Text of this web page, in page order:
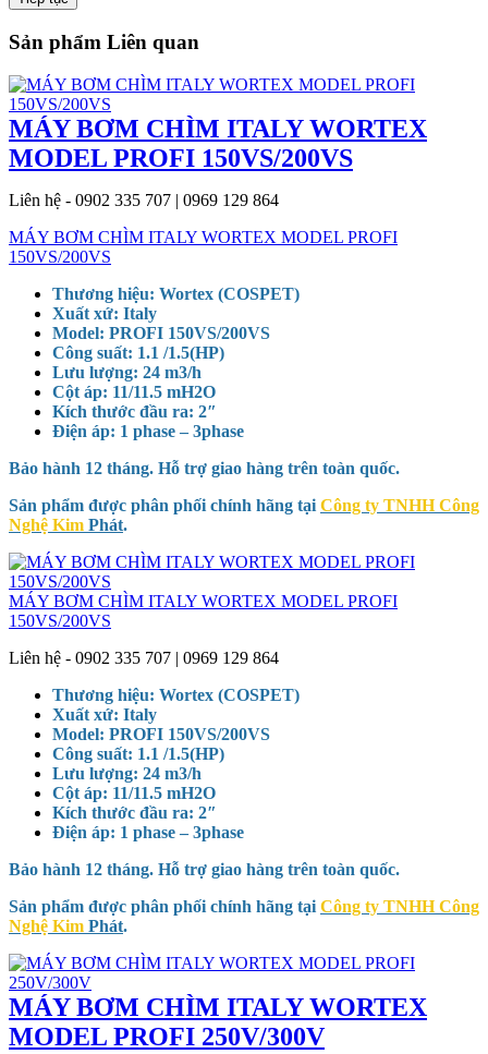
Sản phẩm Liên quan
MÁY BƠM CHÌM ITALY WORTEX
MODEL PROFI 150VS/200VS
Liên hệ - 0902 335 707 | 0969 129 864
MÁY BƠM CHÌM ITALY WORTEX MODEL PROFI
150VS/200VS
Thương hiệu: Wortex (COSPET)
Xuất xứ: Italy
Model: PROFI 150VS/200VS
Công suất: 1.1 /1.5(HP)
Lưu lượng: 24 m3/h
Cột áp: 11/11.5 mH2O
Kích thước đầu ra: 2″
Điện áp: 1 phase – 3phase
Bảo hành 12 tháng. Hỗ trợ giao hàng trên toàn quốc.
Sản phẩm được phân phối chính hãng tại Công ty TNHH Công
Nghệ Kim Phát.
MÁY BƠM CHÌM ITALY WORTEX MODEL PROFI
150VS/200VS
Liên hệ - 0902 335 707 | 0969 129 864
Thương hiệu: Wortex (COSPET)
Xuất xứ: Italy
Model: PROFI 150VS/200VS
Công suất: 1.1 /1.5(HP)
Lưu lượng: 24 m3/h
Cột áp: 11/11.5 mH2O
Kích thước đầu ra: 2″
Điện áp: 1 phase – 3phase
Bảo hành 12 tháng. Hỗ trợ giao hàng trên toàn quốc.
Sản phẩm được phân phối chính hãng tại Công ty TNHH Công
Nghệ Kim Phát.
MÁY BƠM CHÌM ITALY WORTEX
MODEL PROFI 250V/300V